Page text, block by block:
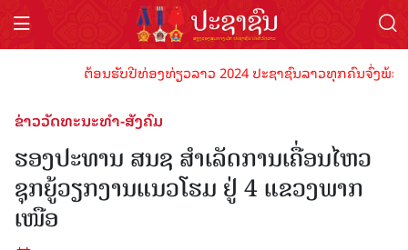
ຕ້ອນຮັບປີທ່ອງທ່ຽວລາວ 2024 ປະຊາຊົນລາວທຸກຄົນຈົ່ງພ້ອມ
ຂ່າວວັດທະນະທຳ-ສັງຄົມ
ຮອງປະທານ ສນຊ ສໍາເລັດການເຄື່ອນໄຫວ
ຊຸກຍູ້ວຽກງານແນວໂຮມ ຢູ່ 4 ແຂວງພາກ
ເໜືອ